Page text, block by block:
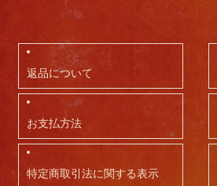
返品について
お支払方法
特定商取引法に関する表示